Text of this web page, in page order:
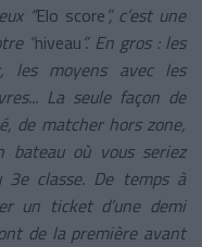
“Elo score”, c’est une
“niveau”. En gros : les
les moyens avec les
La seule façon de
de matcher hors zone,
bateau où vous seriez
classe. De temps à
un ticket d’une demi
de la première avant